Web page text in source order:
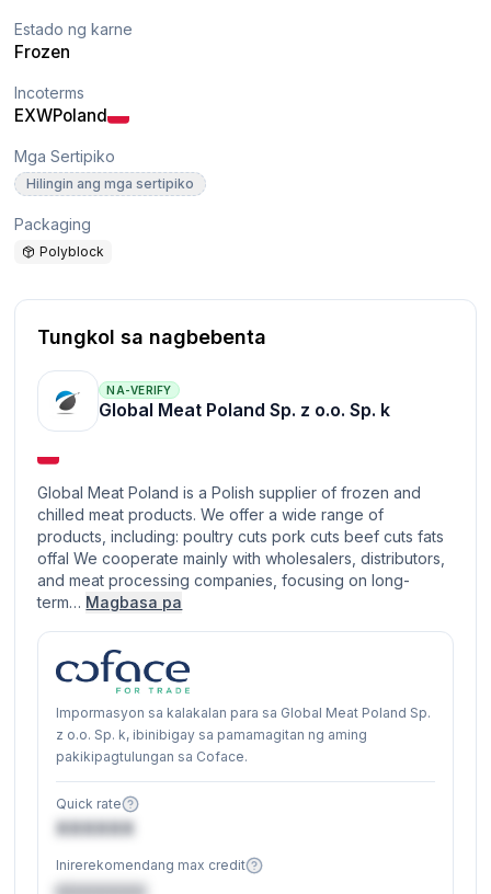
Estado ng karne
Frozen
Incoterms
EXWPoland
Mga Sertipiko
Hilingin ang mga sertipiko
Packaging
Polyblock
Tungkol sa nagbebenta
NA-VERIFY
Global Meat Poland Sp. z o.o. Sp. k
Global Meat Poland is a Polish supplier of frozen and
chilled meat products. We offer a wide range of
products, including: poultry cuts pork cuts beef cuts fats
offal We cooperate mainly with wholesalers, distributors,
and meat processing companies, focusing on long-
term… Magbasa pa
Impormasyon sa kalakalan para sa Global Meat Poland Sp.
z o.o. Sp. k, ibinibigay sa pamamagitan ng aming
pakikipagtulungan sa Coface.
Quick rate
XXXXXX
Inirerekomendang max credit